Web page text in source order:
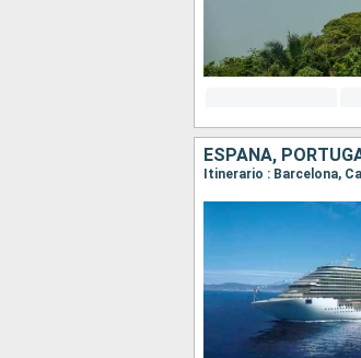
ESPAÑA,
Itinerario : Barcelona,